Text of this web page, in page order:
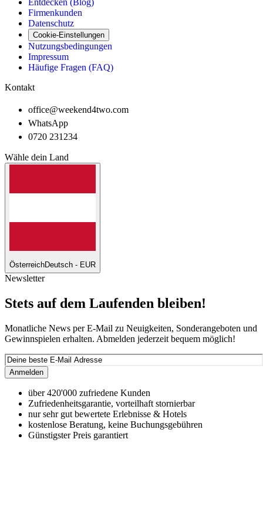
Firmenkunden
Datenschutz
Cookie-Einstellungen
Nutzungsbedingungen
Impressum
Häufige Fragen (FAQ)
Kontakt
office@weekend4two.com
WhatsApp
0720 231234
Wähle dein Land
ÖsterreichDeutsch - EUR
Newsletter
Stets auf dem Laufenden bleiben!
Monatliche News per E-Mail zu Neuigkeiten, Sonderangeboten und
Gewinnspielen erhalten. Abmelden jederzeit bequem möglich!
Anmelden
über 420'000 zufriedene Kunden
Zufriedenheitsgarantie, vorteilhaft stornierbar
nur sehr gut bewertete Erlebnisse & Hotels
kostenlose Beratung, keine Buchungsgebühren
Günstigster Preis garantiert